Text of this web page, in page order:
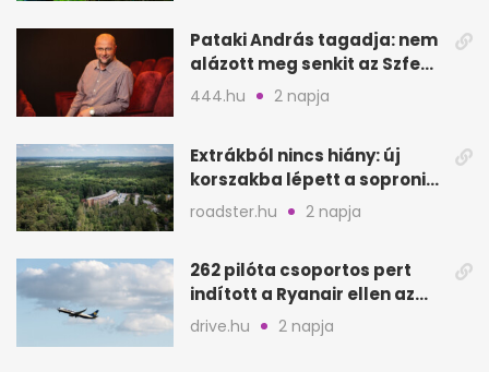
Pataki András tagadja: nem
alázott meg senkit az Szfe
felvételijén
444.hu 2 napja
Extrákból nincs hiány: új
korszakba lépett a soproni
Fagus Hotel
roadster.hu 2 napja
262 pilóta csoportos pert
indított a Ryanair ellen az
Egyesült Királyságban
drive.hu 2 napja